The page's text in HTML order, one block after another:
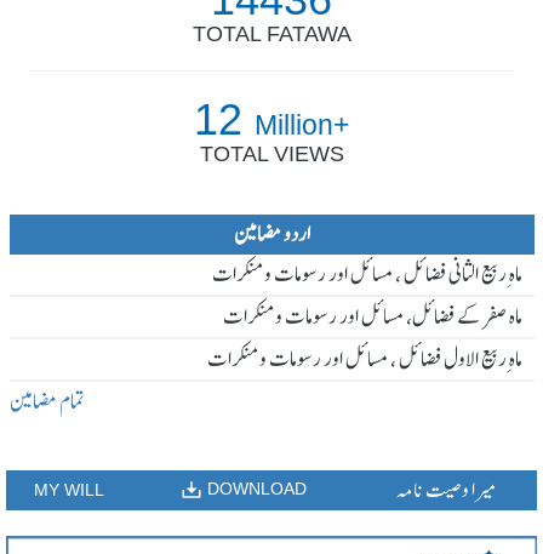
TOTAL FATAWA
12 Million+
TOTAL VIEWS
اردو مضامین
ماہ ِربیع الثانی فضائل ، مسائل اور رسومات و منکرات
ماہ صفر کے فضائل، مسائل اور رسومات و منکرات
ماہ ِربیع الاول فضائل ، مسائل اور رسومات و منکرات
تمام مضامین
MY WILL DOWNLOAD میرا وصیت نامہ